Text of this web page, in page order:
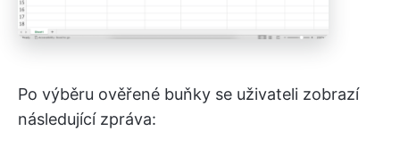
Po výběru ověřené buňky se uživateli zobrazí
následující zpráva: